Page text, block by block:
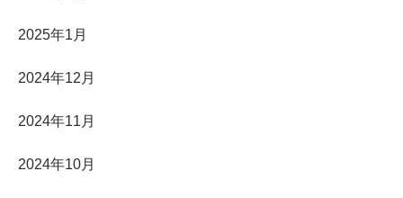
2025年1月
2024年12月
2024年11月
2024年10月